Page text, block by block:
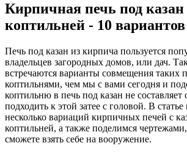
Кирпичная печь под казан
коптильней - 10 вариантов
Печь под казан из кирпича пользуется
владельцев загородных домов, или дач.
встречаются варианты совмещения таких
коптильнями, чем мы с вами сегодня и
коптильню в печь под казан не составляет
подходить к этой затее с головой. В
несколько вариаций кирпичных печей с
коптильней, а также поделимся
сможете взять себе на вооружение.